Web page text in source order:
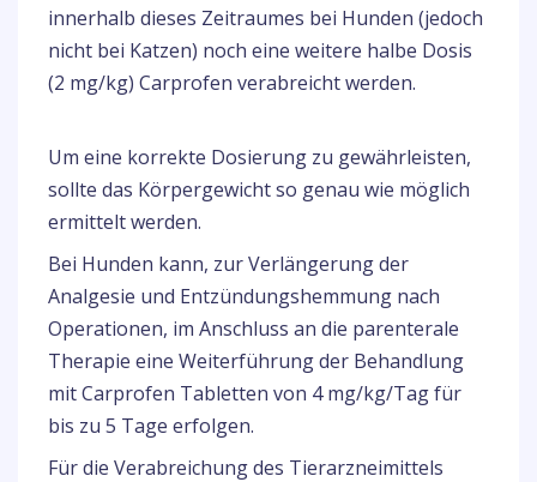
innerhalb dieses Zeitraumes bei Hunden (jedoch
nicht bei Katzen) noch eine weitere halbe Dosis
(2 mg/kg) Carprofen verabreicht werden.
Um eine korrekte Dosierung zu gewährleisten,
sollte das Körpergewicht so genau wie möglich
ermittelt werden.
Bei Hunden kann, zur Verlängerung der
Analgesie und Entzündungshemmung nach
Operationen, im Anschluss an die parenterale
Therapie eine Weiterführung der Behandlung
mit Carprofen Tabletten von 4 mg/kg/Tag für
bis zu 5 Tage erfolgen.
Für die Verabreichung des Tierarzneimittels